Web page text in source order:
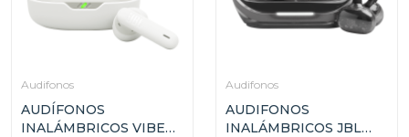
Audifonos
AUDÍFONOS
INALÁMBRICOS VIBE
Audifonos
AUDIFONOS
INALÁMBRICOS JBL